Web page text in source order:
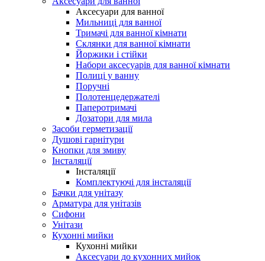
Аксесуари для ванної
Мильниці для ванної
Тримачі для ванної кімнати
Склянки для ванної кімнати
Йоржики і стійки
Набори аксесуарів для ванної кімнати
Полиці у ванну
Поручні
Полотенцедержателі
Паперотримачі
Дозатори для мила
Засоби герметизації
Душові гарнітури
Кнопки для змиву
Інсталяції
Інсталяції
Комплектуючі для інсталяції
Бачки для унітазу
Арматура для унітазів
Сифони
Унітази
Кухонні мийки
Кухонні мийки
Аксесуари до кухонних мийок